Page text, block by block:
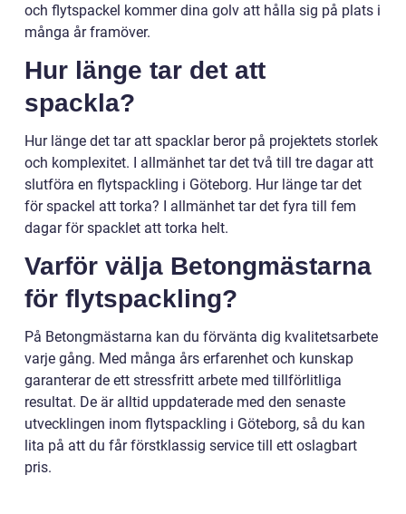
och flytspackel kommer dina golv att hålla sig på plats i
många år framöver.
Hur länge tar det att
spackla?
Hur länge det tar att spacklar beror på projektets storlek
och komplexitet. I allmänhet tar det två till tre dagar att
slutföra en flytspackling i Göteborg. Hur länge tar det
för spackel att torka? I allmänhet tar det fyra till fem
dagar för spacklet att torka helt.
Varför välja Betongmästarna
för flytspackling?
På Betongmästarna kan du förvänta dig kvalitetsarbete
varje gång. Med många års erfarenhet och kunskap
garanterar de ett stressfritt arbete med tillförlitliga
resultat. De är alltid uppdaterade med den senaste
utvecklingen inom flytspackling i Göteborg, så du kan
lita på att du får förstklassig service till ett oslagbart
pris.